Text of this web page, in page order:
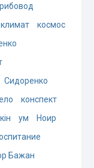
климат
космос
Сидоренко
конспект
ум
Ноир
Бажан